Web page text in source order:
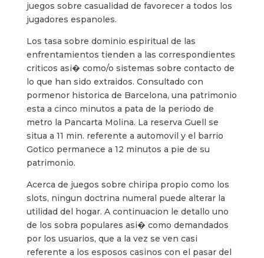
juegos sobre casualidad de favorecer a todos los
jugadores espanoles.
Los tasa sobre dominio espiritual de las
enfrentamientos tienden a las correspondientes
criticos asi� como/o sistemas sobre contacto de
lo que han sido extraidos. Consultado con
pormenor historica de Barcelona, una patrimonio
esta a cinco minutos a pata de la periodo de
metro la Pancarta Molina. La reserva Guell se
situa a 11 min. referente a automovil y el barrio
Gotico permanece a 12 minutos a pie de su
patrimonio.
Acerca de juegos sobre chiripa propio como los
slots, ningun doctrina numeral puede alterar la
utilidad del hogar. A continuacion le detallo uno
de los sobra populares asi� como demandados
por los usuarios, que a la vez se ven casi
referente a los esposos casinos con el pasar del